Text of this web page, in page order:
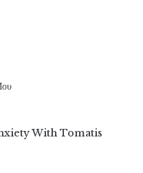
With Tomatis